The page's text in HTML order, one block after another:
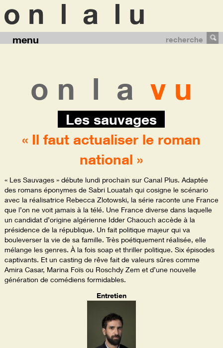
menu recherche
o n l av u
Les sauvages
« Il faut actualiser le roman
national »
« Les Sauvages » débute lundi prochain sur Canal Plus. Adaptée
des romans éponymes de Sabri Louatah qui cosigne le scénario
avec la réalisatrice Rebecca Zlotowski, la série raconte une France
que l’on ne voit jamais à la télé. Une France diverse dans laquelle
un candidat d’origine algérienne Idder Chaouch accède à la
présidence de la république. Un fait politique majeur qui va
bouleverser la vie de sa famille. Très poétiquement réalisée, elle
mélange les genres. À la fois soap et thriller politique. Six épisodes
captivants. Et un casting de rêve fait de valeurs sûres comme
Amira Casar, Marina Foïs ou Roschdy Zem et d’une nouvelle
génération de comédiens formidables.
Entretien